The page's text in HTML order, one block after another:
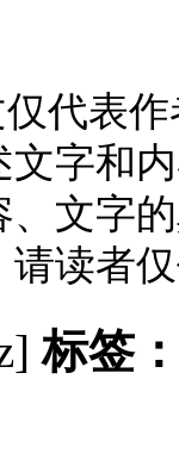
代表
字和
文字
读者
标签